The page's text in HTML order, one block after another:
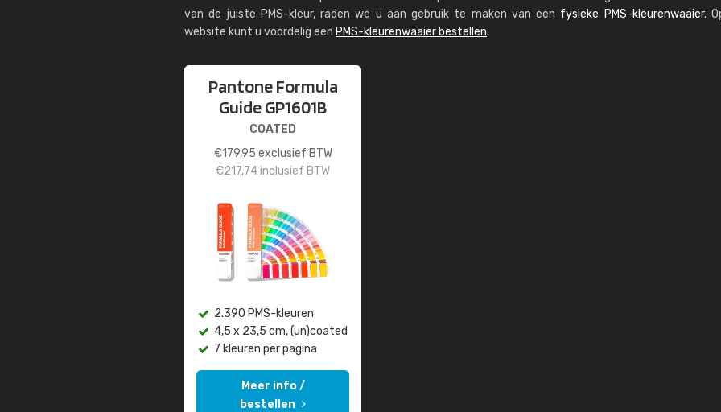
van de juiste PMS-kleur, raden we u aan gebruik te maken van een fysieke PMS-kleurenwaaier.
website kunt u voordelig een PMS-kleurenwaaier bestellen.
Pantone Formula
Guide GP1601B
COATED
€179,95 exclusief BTW
€217,74inclusief BTW
2.390 PMS-kleuren
4,5 x 23,5 cm, (un)coated
7 kleuren per pagina
Meer info /
bestellen